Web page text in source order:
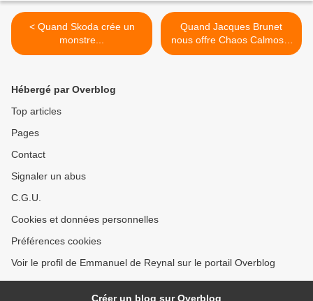
< Quand Skoda crée un
monstre...
Quand Jacques Brunet
nous offre Chaos Calmos...
>
Hébergé par Overblog
Top articles
Pages
Contact
Signaler un abus
C.G.U.
Cookies et données personnelles
Préférences cookies
Voir le profil de Emmanuel de Reynal sur le portail Overblog
Créer un blog sur Overblog